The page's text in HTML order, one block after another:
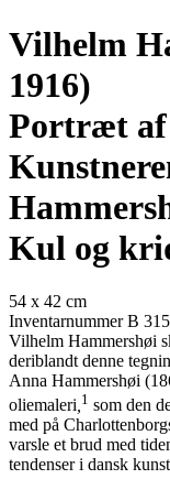
Vilhelm
1916)
Portræt af
Kul og
54 x 42 cm
Inventarnummer B 315
Vilhelm Hammershøi
deriblandt denne
Anna Hammershøi
oliemaleri,1 som den
med på
varsle et brud med
tendenser i dansk